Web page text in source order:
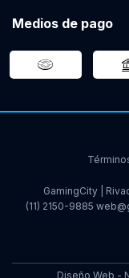
Medios de pago
GamingCity |
(11) 2150-9885
Diseño Web -